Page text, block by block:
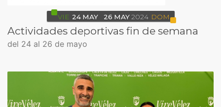
VIE 24 MAY 26 MAY 2024 DOM
Actividades deportivas fin de semana
del 24 al 26 de mayo